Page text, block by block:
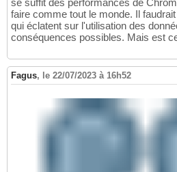
faire comme tout le monde. Il
qui éclatent sur l'utilisation des
conséquences possibles. Mais est
Fagus, le 22/07/2023 à 16h52